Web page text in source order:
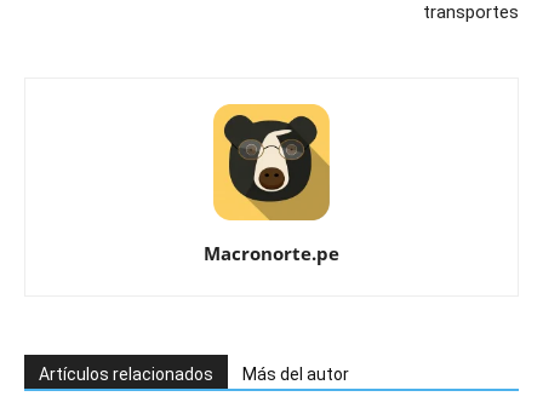
transportes
Macronorte.pe
Artículos relacionados Más del autor